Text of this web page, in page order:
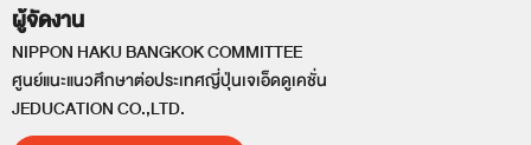
ผู้จัดงาน
NIPPON HAKU BANGKOK COMMITTEE
ศูนย์แนะแนวศึกษาต่อประเทศญี่ปุ่นเจเอ็ดดูเคชั่น
JEDUCATION CO.,LTD.